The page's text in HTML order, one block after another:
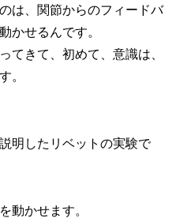
は、関節からのフィードバ
かせるんです。
てきて、初めて、意識は、
。
明したリベットの実験で
動かせます。